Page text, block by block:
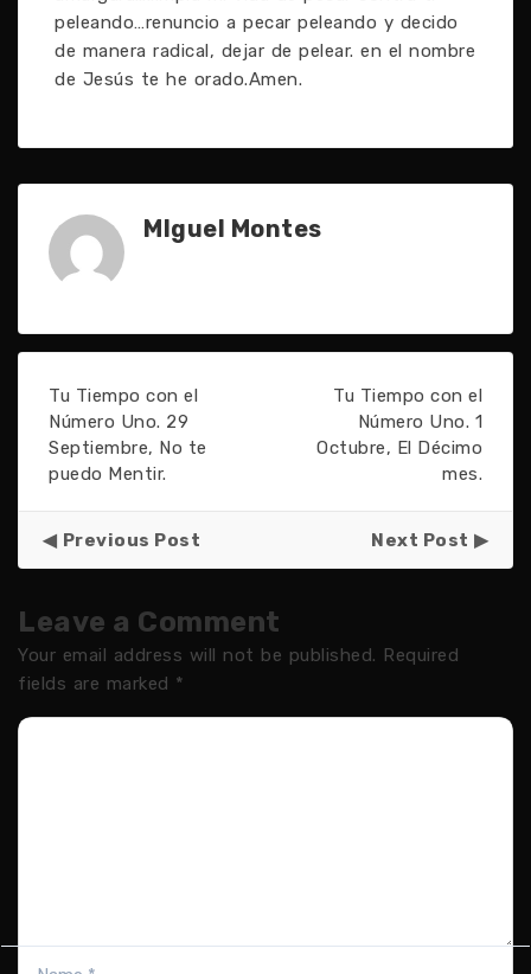
peleando…renuncio a pecar peleando y decido
de manera radical, dejar de pelear. en el nombre
de Jesús te he orado.Amen.
MIguel Montes
Tu Tiempo con el
Número Uno. 29
Septiembre, No te
puedo Mentir.
Tu Tiempo con el
Número Uno. 1
Octubre, El Décimo
mes.
Previous Post Next Post
Leave a Comment
Your email address will not be published. Required
fields are marked *